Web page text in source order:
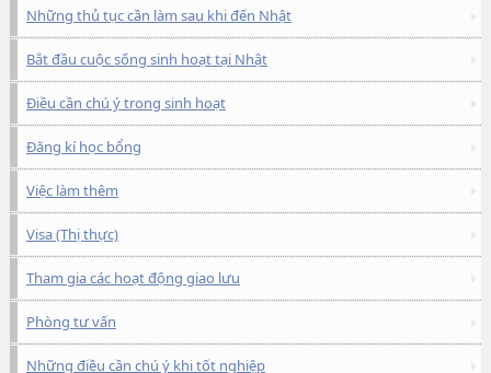
Những thủ tục cần làm sau khi đến Nhật
Bắt đầu cuộc sống sinh hoạt tại Nhật
Điều cần chú ý trong sinh hoạt
Đăng kí học bổng
Việc làm thêm
Visa (Thị thực)
Tham gia các hoạt động giao lưu
Phòng tư vấn
Những điều cần chú ý khi tốt nghiệp